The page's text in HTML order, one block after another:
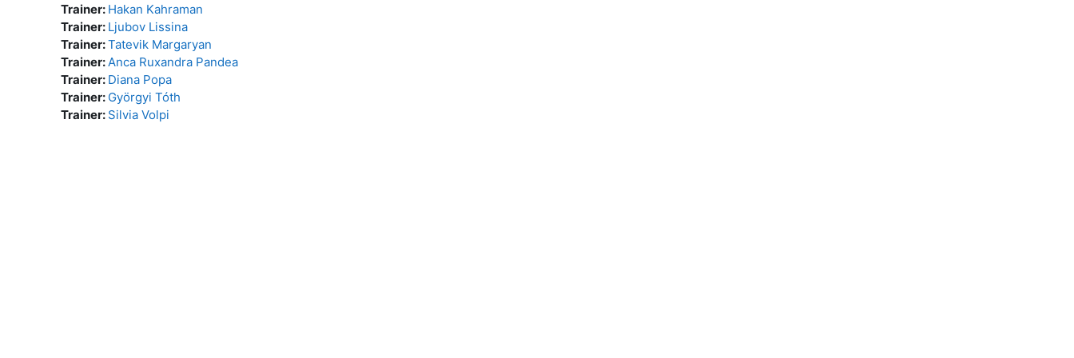
Trainer: Hakan Kahraman
Trainer: Ljubov Lissina
Trainer:Tatevik Margaryan
Trainer:Anca Ruxandra Pandea
Trainer: Diana Popa
Trainer: Györgyi Tóth
Trainer: Silvia Volpi